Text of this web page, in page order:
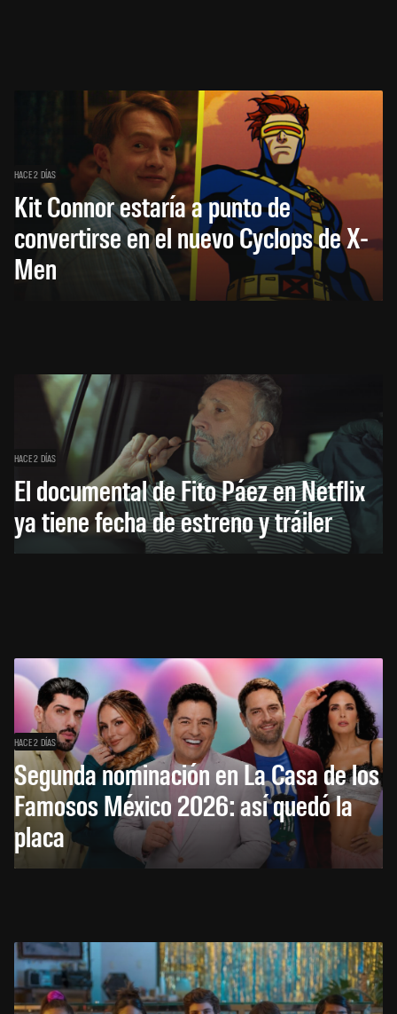
HACE 2 DÍAS
Kit Connor estaría a punto de
convertirse en el nuevo Cyclops de X-
Men
HACE 2 DÍAS
El documental de Fito Páez en Netflix
ya tiene fecha de estreno y tráiler
HACE 2 DÍAS
Segunda nominación en La Casa de los
Famosos México 2026: así quedó la
placa